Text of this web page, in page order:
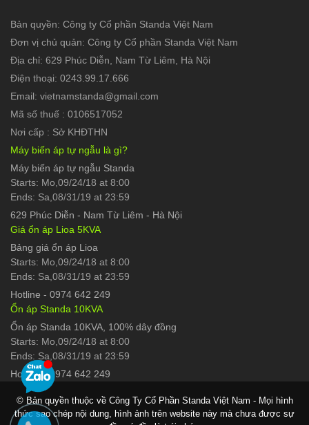
Bản quyền: Công ty Cổ phần Standa Việt Nam
Đơn vị chủ quản: Công ty Cổ phần Standa Việt Nam
Địa chỉ: 629 Phúc Diễn, Nam Từ Liêm, Hà Nội
Điện thoại: 0243.99.17.666
Email: vietnamstanda@gmail.com
Mã số thuế : 0106517052
Nơi cấp : Sở KHĐTHN
Máy biến áp tự ngẫu là gì?
Máy biến áp tự ngẫu Standa
Starts: Mo,09/24/18 at 8:00
Ends: Sa,08/31/19 at 23:59
629 Phúc Diễn - Nam Từ Liêm - Hà Nội
Giá ổn áp Lioa 5KVA
Bảng giá ổn áp Lioa
Starts: Mo,09/24/18 at 8:00
Ends: Sa,08/31/19 at 23:59
Hotline - 0974 642 249
Ổn áp Standa 10KVA
Ổn áp Standa 10KVA, 100% dây đồng
Starts: Mo,09/24/18 at 8:00
Ends: Sa,08/31/19 at 23:59
Hotline-0974 642 249
© Bản quyền thuộc về Công Ty Cổ Phần Standa Việt Nam - Mọi hình
thức sao chép nội dung, hình ảnh trên website này mà chưa được sự